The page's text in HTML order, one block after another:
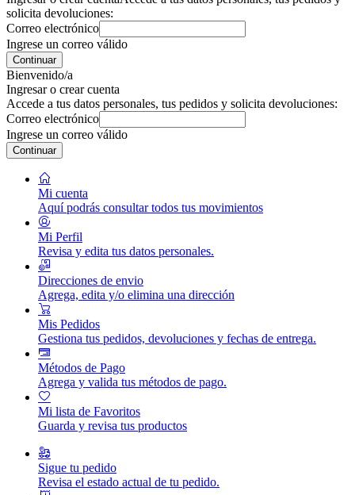
solicita devoluciones:
Correo electrónico
Ingrese un correo válido
Continuar
Bienvenido/a
Ingresar o crear cuenta
Accede a tus datos personales, tus pedidos y solicita devoluciones:
Correo electrónico
Ingrese un correo válido
Continuar
Mi cuenta
Aquí podrás consultar todos tus movimientos
Mi Perfil
Revisa y edita tus datos personales.
Direcciones de envio
Agrega, edita y/o elimina una dirección
Mis Pedidos
Gestiona tus pedidos, devoluciones y fechas de entrega.
Métodos de Pago
Agrega y valida tus métodos de pago.
Mi lista de Favoritos
Guarda y revisa tus productos
Sigue tu pedido
Revisa el estado actual de tu pedido.